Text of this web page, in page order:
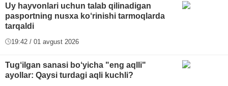
Uy hayvonlari uchun talab qilinadigan
pasportning nusxa ko‘rinishi tarmoqlarda
tarqaldi
19:42 / 01 avgust 2026
Tug‘ilgan sanasi bo‘yicha "eng aqlli"
ayollar: Qaysi turdagi aqli kuchli?